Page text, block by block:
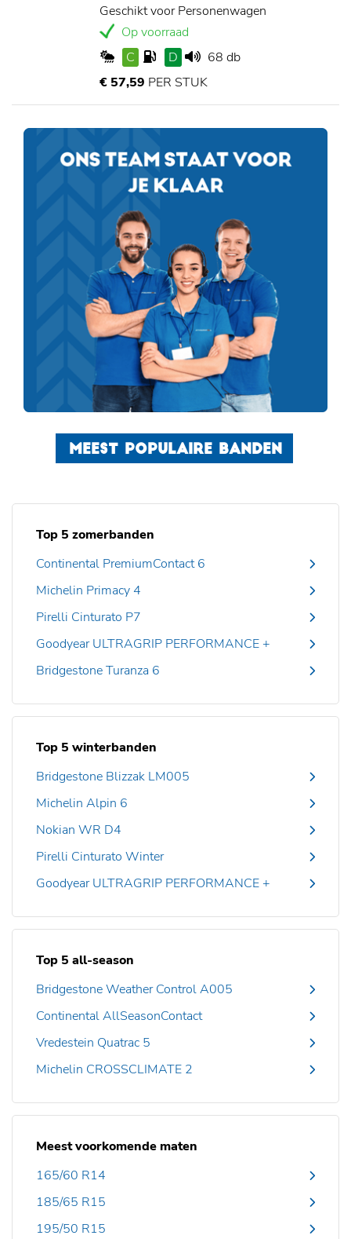
Geschikt voor Personenwagen
Op voorraad
C
D
68 db
€ 57,59 PER STUK
MEEST POPULAIRE BANDEN
Top 5 zomerbanden
Continental PremiumContact 6
Michelin Primacy 4
Pirelli Cinturato P7
Goodyear ULTRAGRIP PERFORMANCE +
Bridgestone Turanza 6
Top 5 winterbanden
Bridgestone Blizzak LM005
Michelin Alpin 6
Nokian WR D4
Pirelli Cinturato Winter
Goodyear ULTRAGRIP PERFORMANCE +
Top 5 all-season
Bridgestone Weather Control A005
Continental AllSeasonContact
Vredestein Quatrac 5
Michelin CROSSCLIMATE 2
Meest voorkomende maten
165/60 R14
185/65 R15
195/50 R15